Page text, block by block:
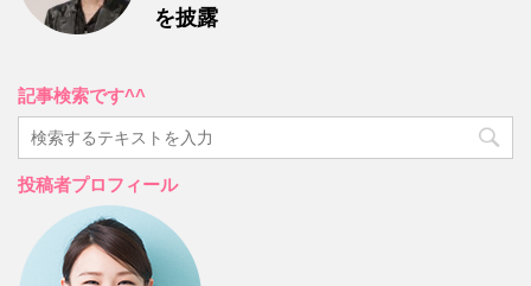
を披露
記事検索です^^
投稿者プロフィール